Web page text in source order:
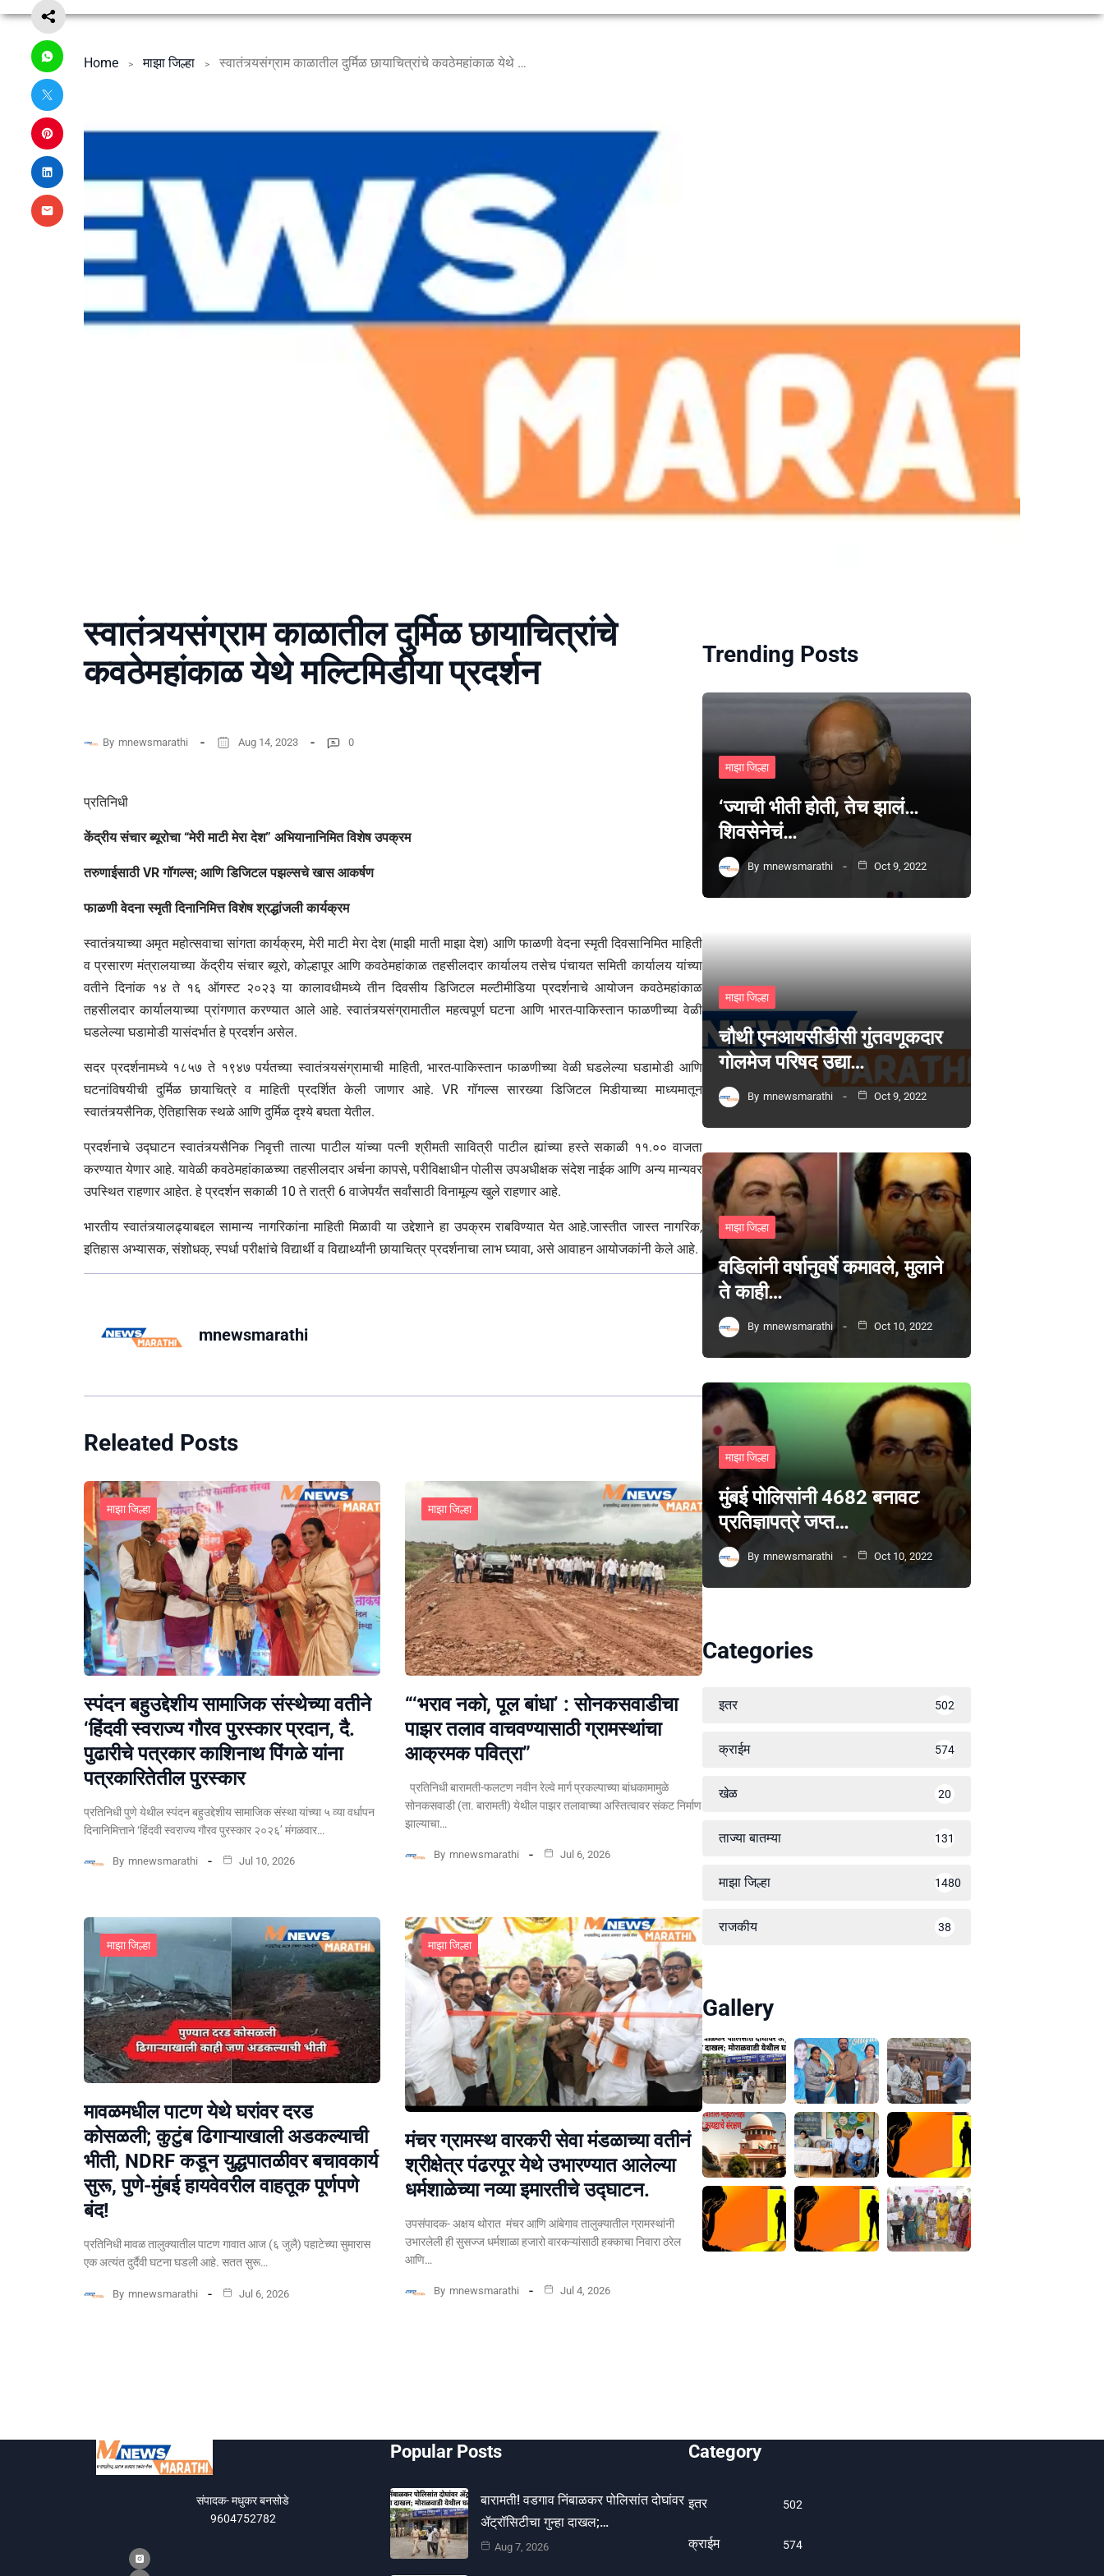
Home माझा जिल्हा स्वातंत्र्यसंग्राम काळातील दुर्मिळ छायाचित्रांचे कवठेमहांकाळ येथे मल्टिमिडीया प्रदर्शन
स्वातंत्र्यसंग्राम काळातील दुर्मिळ छायाचित्रांचे
कवठेमहांकाळ येथे मल्टिमिडीया प्रदर्शन
By mnewsmarathi Aug 14, 2023 0
प्रतिनिधी
केंद्रीय संचार ब्यूरोचा “मेरी माटी मेरा देश” अभियानानिमित विशेष उपक्रम
तरुणाईसाठी VR गॉगल्स; आणि डिजिटल पझल्सचे खास आकर्षण
फाळणी वेदना स्मृती दिनानिमित्त विशेष श्रद्धांजली कार्यक्रम
स्वातंत्र्याच्या अमृत महोत्सवाचा सांगता कार्यक्रम, मेरी माटी मेरा देश (माझी माती माझा देश) आणि फाळणी वेदना स्मृती दिवसानिमित माहिती
व प्रसारण मंत्रालयाच्या केंद्रीय संचार ब्यूरो, कोल्हापूर आणि कवठेमहांकाळ तहसीलदार कार्यालय तसेच पंचायत समिती कार्यालय यांच्या
वतीने दिनांक १४ ते १६ ऑगस्ट २०२३ या कालावधीमध्ये तीन दिवसीय डिजिटल मल्टीमीडिया प्रदर्शनाचे आयोजन कवठेमहांकाळ
तहसीलदार कार्यालयाच्या प्रांगणात करण्यात आले आहे. स्वातंत्र्यसंग्रामातील महत्वपूर्ण घटना आणि भारत-पाकिस्तान फाळणीच्या वेळी
घडलेल्या घडामोडी यासंदर्भात हे प्रदर्शन असेल.
सदर प्रदर्शनामध्ये १८५७ ते १९४७ पर्यतच्या स्वातंत्र्यसंग्रामाची माहिती, भारत-पाकिस्तान फाळणीच्या वेळी घडलेल्या घडामोडी आणि
घटनांविषयीची दुर्मिळ छायाचित्रे व माहिती प्रदर्शित केली जाणार आहे. VR गॉगल्स सारख्या डिजिटल मिडीयाच्या माध्यमातून
स्वातंत्र्यसैनिक, ऐतिहासिक स्थळे आणि दुर्मिळ दृश्ये बघता येतील.
प्रदर्शनाचे उद्घाटन स्वातंत्र्यसैनिक निवृत्ती तात्या पाटील यांच्या पत्नी श्रीमती सावित्री पाटील ह्यांच्या हस्ते सकाळी ११.०० वाजता
करण्यात येणार आहे. यावेळी कवठेमहांकाळच्या तहसीलदार अर्चना कापसे, परीविक्षाधीन पोलीस उपअधीक्षक संदेश नाईक आणि अन्य मान्यवर
उपस्थित राहणार आहेत. हे प्रदर्शन सकाळी 10 ते रात्री 6 वाजेपर्यंत सर्वांसाठी विनामूल्य खुले राहणार आहे.
भारतीय स्वातंत्र्यालढ्याबद्दल सामान्य नागरिकांना माहिती मिळावी या उद्देशाने हा उपक्रम राबविण्यात येत आहे.जास्तीत जास्त नागरिक,
इतिहास अभ्यासक, संशोधक्, स्पर्धा परीक्षांचे विद्यार्थी व विद्यार्थ्यांनी छायाचित्र प्रदर्शनाचा लाभ घ्यावा, असे आवाहन आयोजकांनी केले आहे.
mnewsmarathi
Releated Posts
माझा जिल्हा
स्पंदन बहुउद्देशीय सामाजिक संस्थेच्या वतीने
‘हिंदवी स्वराज्य गौरव पुरस्कार प्रदान, दै.
पुढारीचे पत्रकार काशिनाथ पिंगळे यांना
पत्रकारितेतील पुरस्कार
प्रतिनिधी पुणे येथील स्पंदन बहुउद्देशीय सामाजिक संस्था यांच्या ५ व्या वर्धापन
दिनानिमित्ताने ‘हिंदवी स्वराज्य गौरव पुरस्कार २०२६’ मंगळवार…
By mnewsmarathi Jul 10, 2026
माझा जिल्हा
“‘भराव नको, पूल बांधा’ : सोनकसवाडीचा
पाझर तलाव वाचवण्यासाठी ग्रामस्थांचा
आक्रमक पवित्रा”
प्रतिनिधी बारामती-फलटण नवीन रेल्वे मार्ग प्रकल्पाच्या बांधकामामुळे
सोनकसवाडी (ता. बारामती) येथील पाझर तलावाच्या अस्तित्वावर संकट निर्माण
झाल्याचा…
By mnewsmarathi Jul 6, 2026
माझा जिल्हा
मावळमधील पाटण येथे घरांवर दरड
कोसळली; कुटुंब ढिगाऱ्याखाली अडकल्याची
भीती, NDRF कडून युद्धपातळीवर बचावकार्य
सुरू, पुणे-मुंबई हायवेवरील वाहतूक पूर्णपणे
बंद!
​प्रतिनिधी मावळ तालुक्यातील पाटण गावात आज (६ जुलै) पहाटेच्या सुमारास
एक अत्यंत दुर्दैवी घटना घडली आहे. सतत सुरू…
By mnewsmarathi Jul 6, 2026
माझा जिल्हा
मंचर ग्रामस्थ वारकरी सेवा मंडळाच्या वतीनं
श्रीक्षेत्र पंढरपूर येथे उभारण्यात आलेल्या
धर्मशाळेच्या नव्या इमारतीचे उद्घाटन.
उपसंपादक- अक्षय थोरात मंचर आणि आंबेगाव तालुक्यातील ग्रामस्थांनी
उभारलेली ही सुसज्ज धर्मशाळा हजारो वारकऱ्यांसाठी हक्काचा निवारा ठरेल
आणि…
By mnewsmarathi Jul 4, 2026
Trending Posts
माझा जिल्हा
‘ज्याची भीती होती, तेच झालं…
शिवसेनेचं…
By mnewsmarathi Oct 9, 2022
माझा जिल्हा
चौथी एनआयसीडीसी गुंतवणूकदार
गोलमेज परिषद उद्या…
By mnewsmarathi Oct 9, 2022
माझा जिल्हा
वडिलांनी वर्षानुवर्षे कमावले, मुलाने
ते काही…
By mnewsmarathi Oct 10, 2022
माझा जिल्हा
मुंबई पोलिसांनी 4682 बनावट
प्रतिज्ञापत्रे जप्त…
By mnewsmarathi Oct 10, 2022
Categories
इतर 502
क्राईम 574
खेळ 20
ताज्या बातम्या 131
माझा जिल्हा 1480
राजकीय 38
Gallery
संपादक- मधुकर बनसोडे
9604752782
Popular Posts
बारामती! वडगाव निंबाळकर पोलिसांत दोघांवर
ॲट्रॉसिटीचा गुन्हा दाखल;…
Aug 7, 2026
Category
इतर 502
क्राईम 574